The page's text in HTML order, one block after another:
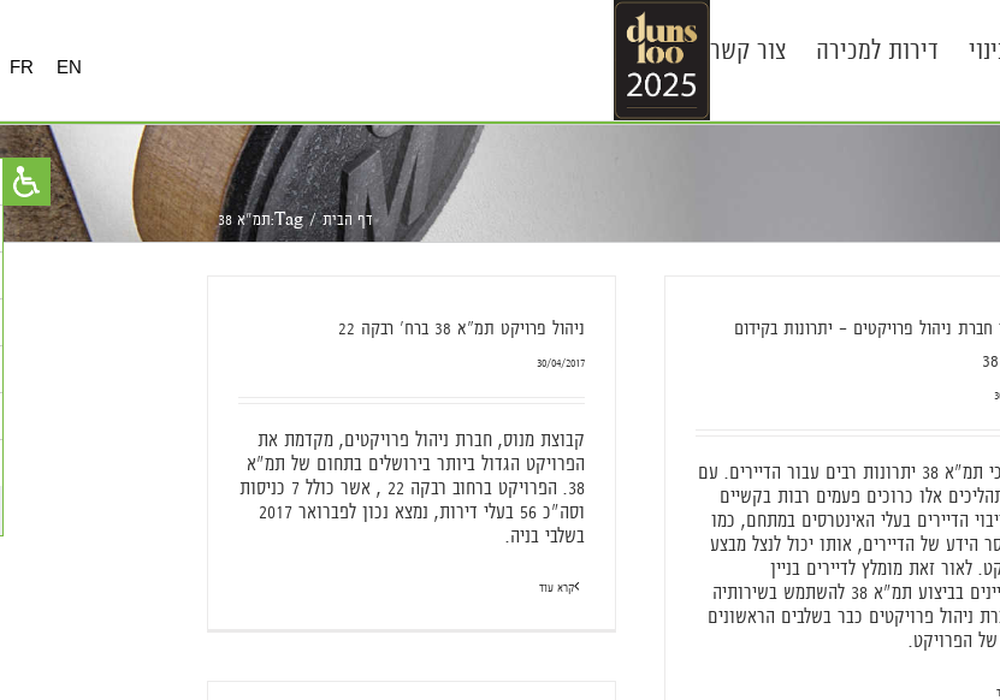
EN
FR
דירות למכירה צור קשר
דף הבית /
Tag: תמ"א 38
חברת ניהול פרויקטים – יתרונות בקידום
לתהליכי תמ"א 38 יתרונות רבים עבור הדיירים. עם
אלו כרוכים פעמים רבות בקשיים
הדיירים בעלי האינטרסים במתחם, כמו
הידע של הדיירים, אותו יכול לנצל מבצע
לאור זאת מומלץ לדיירים בניין
המעוניינים בביצוע תמ"א 38 להשתמש בשירותיה
ניהול פרויקטים כבר בשלבים הראשונים
של הפרויקט.
ניהול פרויקט תמ"א 38 ברח' רבקה 22
30/04/2017
קבוצת מנוס, חברת ניהול פרויקטים, מקדמת את
הפרויקט הגדול ביותר בירושלים בתחום של תמ"א
38. הפרויקט ברחוב רבקה 22 , אשר כולל 7 כניסות
וסה"כ 56 בעלי דירות, נמצא נכון לפברואר 2017
בשלבי בניה.
קרא עוד